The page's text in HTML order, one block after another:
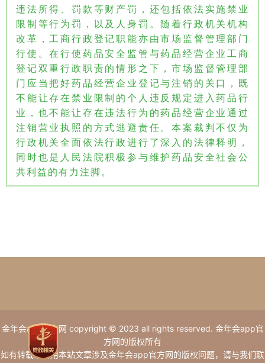
违法所得、罚款等财产罚，还包括依法实施禁业
限制等行为罚，以及人身罚。随着行政机关机构
改革，工商行政登记职能亦由市场监督管理部门
行使。在行使药品安全监管与药品经营企业工商
登记双重行政职责的情形之下，市场监督管理部
门应当把好药品经营企业登记与注销的关口，既
不能让存在禁业限制的个人违反规定进入药品行
业，也不能让存在违法行为的药品经营企业通过
注销营业执照的方式逃避责任。本案裁判不仅为
行政机关全面依法行政进行了深入的法律释明，
同时也是人民法院积极参与维护药品安全社会公
共利益的有力注脚。
金年会app官方网 copyright © 2023 all rights reserved. 金年会app官
方网的版权所有
如有转载或引用本站文章涉及金年会app官方网的版权问题，请与我们联